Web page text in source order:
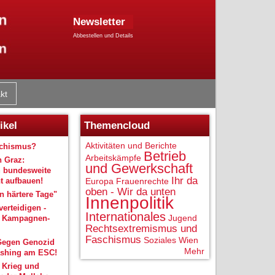
Newsletter
Abbestellen und Details
Graz:
bundesweite
aufbauen!
härtere Tage"
-
Genozid
am ESC!
Krieg und
Themencloud
Aktivitäten und Berichte
Arbeitskämpfe Betrieb
und Gewerkschaft
Europa Frauenrechte Ihr da
oben - Wir da unten
Innenpolitik
Internationales Jugend
Rechtsextremismus und
Faschismus Soziales Wien
Mehr